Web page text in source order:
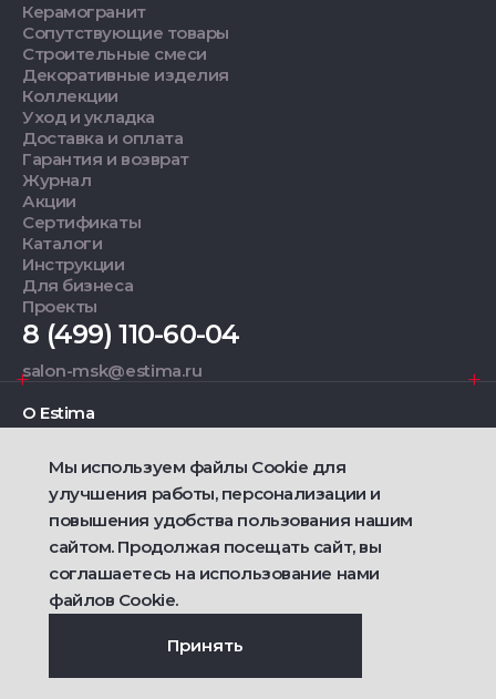
Керамогранит
Сопутствующие товары
Строительные смеси
Декоративные изделия
Коллекции
Уход и укладка
Доставка и оплата
Гарантия и возврат
Журнал
Акции
Сертификаты
Каталоги
Инструкции
Для бизнеса
Проекты
8 (499) 110-60-04
salon-msk@estima.ru
О Estima
Дизайнерам
Фирменные салоны
2021 — 2026 © Estima
Политика конфиденциальности
Договор публичной оферты о продаже товаров
Ametist IT
Мы используем файлы Cookie для
улучшения работы, персонализации и
повышения удобства пользования нашим
сайтом. Продолжая посещать сайт, вы
соглашаетесь на использование нами
файлов Cookie.
Принять